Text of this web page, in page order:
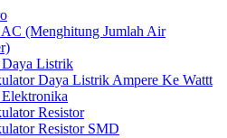
(Menghitung Jumlah Air
Listrik
Daya Listrik Ampere Ke Wattt
Resistor
Resistor SMD